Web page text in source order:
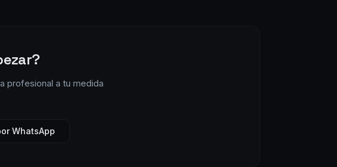
profesional a tu medida
WhatsApp